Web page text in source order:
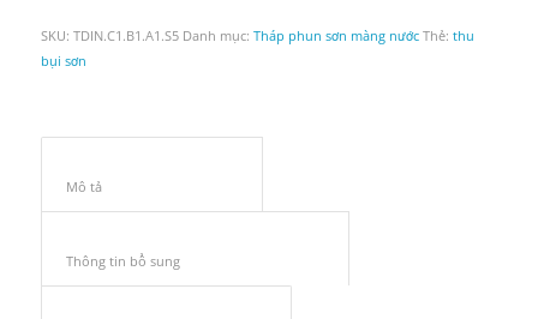
SKU: TDIN.C1.B1.A1.S5 Danh mục: Tháp phun sơn màng nước Thẻ: thu
bụi sơn
Mô tả
Thông tin bổ sung